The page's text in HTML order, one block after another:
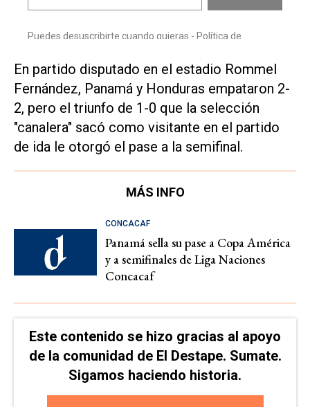
En partido disputado en el estadio Rommel
Fernández, Panamá y Honduras empataron 2-
2, pero el triunfo de 1-0 que la selección
"canalera" sacó como visitante en el partido
de ida le otorgó el pase a la semifinal.
MÁS INFO
CONCACAF
Panamá sella su pase a Copa América
y a semifinales de Liga Naciones
Concacaf
Este contenido se hizo gracias al apoyo
de la comunidad de El Destape. Sumate.
Sigamos haciendo historia.